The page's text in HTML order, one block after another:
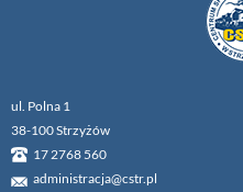
ul. Polna 1
38-100 Strzyżów
17 2768 560
administracja@cstr.pl